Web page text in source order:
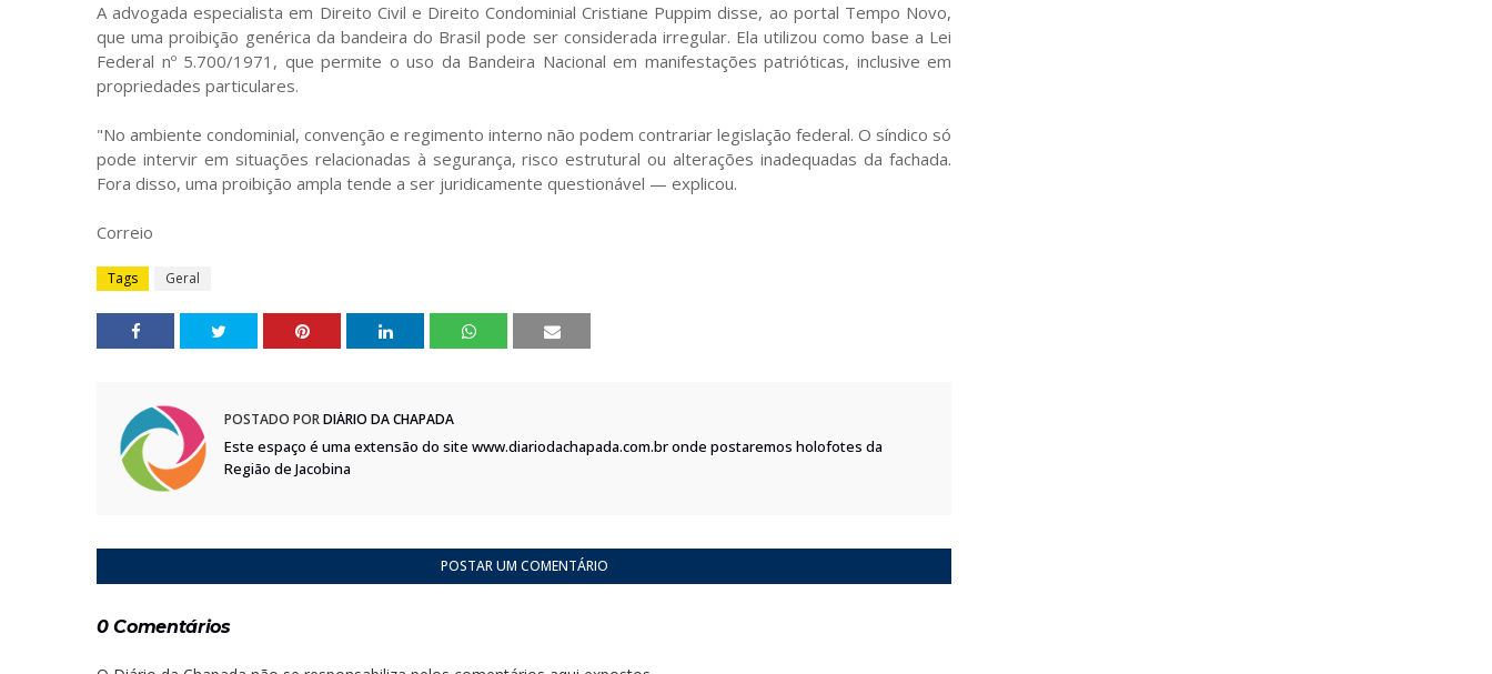
A advogada especialista em Direito Civil e Direito Condominial Cristiane Puppim disse, ao portal Tempo Novo,
que uma proibição genérica da bandeira do Brasil pode ser considerada irregular. Ela utilizou como base a Lei
Federal nº 5.700/1971, que permite o uso da Bandeira Nacional em manifestações patrióticas, inclusive em
propriedades particulares.
"No ambiente condominial, convenção e regimento interno não podem contrariar legislação federal. O síndico só
pode intervir em situações relacionadas à segurança, risco estrutural ou alterações inadequadas da fachada.
Fora disso, uma proibição ampla tende a ser juridicamente questionável — explicou.
Correio
Tags Geral
POSTADO PORDIÁRIO DA CHAPADA
Este espaço é uma extensão do site www.diariodachapada.com.br onde postaremos holofotes da
Região de Jacobina
POSTAR UM COMENTÁRIO
0 Comentários